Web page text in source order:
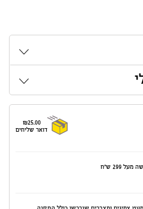
₪25.00
דואר שליחים
299 ש"ח